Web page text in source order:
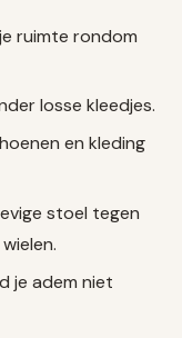
ruimte rondom
losse kleedjes.
en kleding
stoel tegen
je adem niet